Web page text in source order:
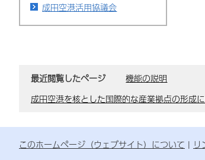
成田空港活用協議会
最近閲覧したページ
機能の説明
成田空港を核とした国際的な産業拠点の形成
このホームページ（ウェブサイト）について リ